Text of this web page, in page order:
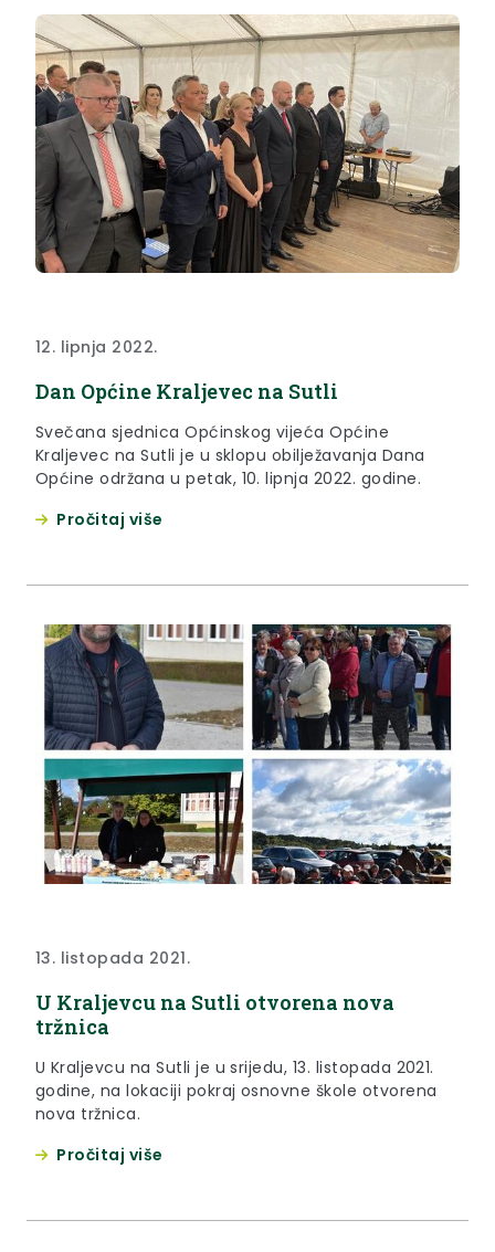
12. lipnja 2022.
Dan Općine Kraljevec na Sutli
Svečana sjednica Općinskog vijeća Općine
Kraljevec na Sutli je u sklopu obilježavanja Dana
Općine održana u petak, 10. lipnja 2022. godine.
Pročitaj više
13. listopada 2021.
U Kraljevcu na Sutli otvorena nova
tržnica
U Kraljevcu na Sutli je u srijedu, 13. listopada 2021.
godine, na lokaciji pokraj osnovne škole otvorena
nova tržnica.
Pročitaj više